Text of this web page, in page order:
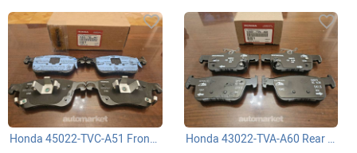
Honda 45022-TVC-A51 Front Pad Set, արգելակման կոճղակների կոմպլեկտ դիմացի, կոլոդկա - 45022TVCA51
favorite_border
Honda 43022-TVA-A60 Rear Pad Set, արգելակման կոճղակների կոմպլեկտ հետևի, կոլոդկա - 43022TVAA60
favorite_border